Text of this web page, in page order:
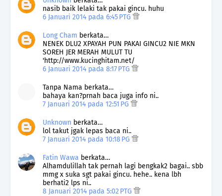
nasib baik lelaki tak pakai gincu. huhu
6 Januari 2014 pada 6:45 PTG
Long Cham berkata…
NENEK DLU2 XPAYAH PUN PAKAI GINCU2 NIE MKN
SOREH JER MERAH MULUT TU
'http://www.kucinghitam.net/
6 Januari 2014 pada 8:17 PTG
Tanpa Nama berkata…
bahaya kan?prnah baca juga info ni..
7 Januari 2014 pada 12:51 PG
Unknown berkata…
lol takut jgak lepas baca ni..
7 Januari 2014 pada 10:18 PG
Fatin Wawa berkata…
Alhamdulillah tak pernah lagi bengkak2 bagai.. sbb
mmg x suka sgt pakai gincu. hehe.. kena lbh
berhati2 lps ni..
8 Januari 2014 pada 5:02 PTG